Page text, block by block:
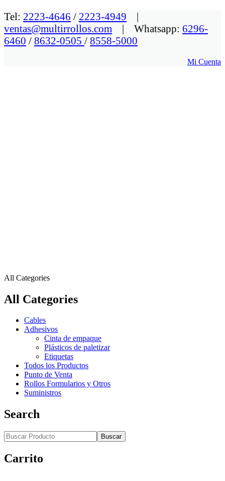
Tel: 2223-4646 / 2223-4949 |
ventas@multirrollos.com | Whatsapp: 6296-
6460 / 8632-0505 / 8558-5000
Mi Cuenta
All Categories
All Categories
Cables
Adhesivos
Cinta de empaque
Plásticos de paletizar
Etiquetas
Todos los Productos
Punto de Venta
Rollos Formularios y Otros
Suministros
Search
Buscar
Carrito